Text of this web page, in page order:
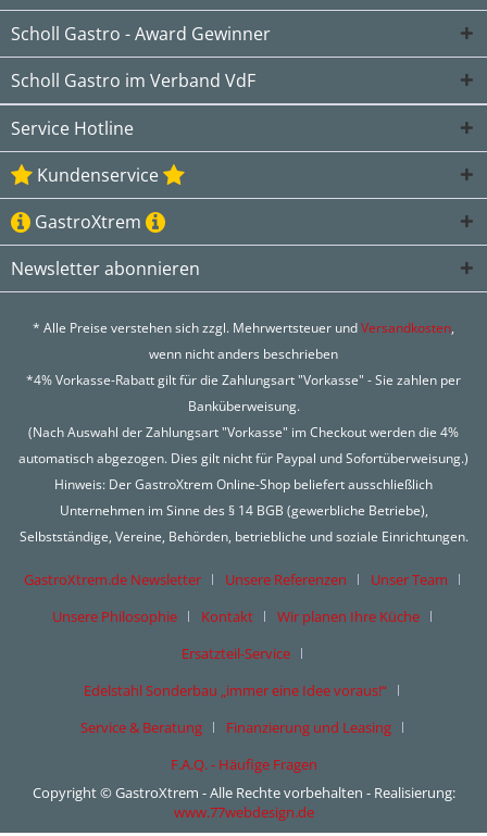
Scholl Gastro - Award Gewinner
Scholl Gastro im Verband VdF
Service Hotline
Kundenservice
GastroXtrem
Newsletter abonnieren
* Alle Preise verstehen sich zzgl. Mehrwertsteuer undVersandkosten,
wenn nicht anders beschrieben
*4% Vorkasse-Rabatt gilt für die Zahlungsart "Vorkasse" - Sie zahlen per
Banküberweisung.
(Nach Auswahl der Zahlungsart "Vorkasse" im Checkout werden die 4%
automatisch abgezogen. Dies gilt nicht für Paypal und Sofortüberweisung.)
Hinweis: Der GastroXtrem Online-Shop beliefert ausschließlich
Unternehmen im Sinne des § 14 BGB (gewerbliche Betriebe),
Selbstständige, Vereine, Behörden, betriebliche und soziale Einrichtungen.
GastroXtrem.de Newsletter Unsere Referenzen
Unser Team
Unsere Philosophie
Kontakt
Wir planen Ihre Küche
Ersatzteil-Service
Edelstahl Sonderbau „immer eine Idee voraus!“
Service & Beratung
Finanzierung und Leasing
F.A.Q. - Häufige Fragen
Copyright © GastroXtrem - Alle Rechte vorbehalten - Realisierung:
www.77webdesign.de